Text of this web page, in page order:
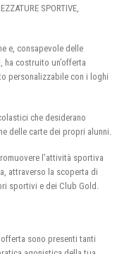
SPORTIVE,
e, consapevole delle
ha costruito un’offerta
personalizzabile con i loghi
che desiderano
delle carte dei propri alunni.
l’attività sportiva
attraverso la scoperta di
sportivi e dei Club Gold.
sono presenti tanti